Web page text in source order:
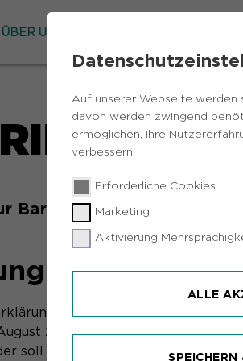
Auf unserer Webseite werden
davon werden zwingend
ermöglichen, Ihre
verbessern.
Erforderliche Cookies
Marketing
Aktivierung
ALLE
SPEICHERN
ÜBER UNS
Barrierefreiheit und
zur
zur Barrierefreiheit gilt für
2023 erstellt. Ziel ist es, das
soll die Inhalte auf der Website